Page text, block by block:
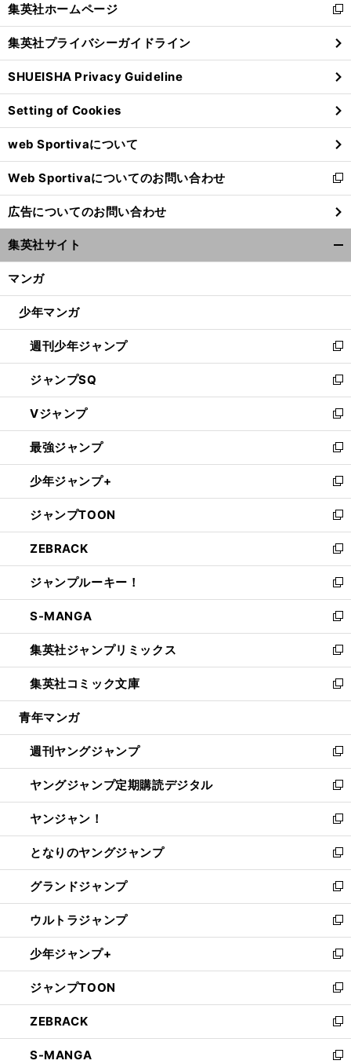
閉
る
集英社ホームページ
新
し
い
ウ
ィ
ン
ド
ウ
で
開
く
集英社プライバシーガイドライン
SHUEISHA Privacy Guideline
Setting of Cookies
web Sportivaについて
Web Sportivaについてのお問い合わせ
新
し
い
ウ
ィ
ン
ウ
開
く
広告についてのお問い合わせ
集英社サイト
マンガ
少年マンガ
週刊少年ジャンプ
新
し
い
ウ
ィ
ン
ド
ウ
で
開
く
ジャンプSQ
新
し
い
ウ
ィ
ン
ド
ウ
で
開
く
Vジャンプ
新
し
い
ウ
ィ
ン
ド
ウ
で
開
く
最強ジャンプ
新
し
い
ウ
ィ
ン
ド
ウ
で
開
く
少年ジャンプ+
新
し
い
ウ
ィ
ン
ド
ウ
で
開
く
ジャンプTOON
新
し
い
ウ
ィ
ン
ド
ウ
で
開
く
ZEBRACK
新
し
い
ウ
ィ
ン
ド
ウ
で
開
ジャンプルーキー！
新
し
い
ウ
ィ
ン
ド
ウ
開
く
S-MANGA
新
し
い
ウ
ィ
ン
ウ
で
開
く
集英社ジャンプリミックス
新
し
い
ウ
ン
ド
ウ
で
開
く
集英社コミック文庫
新
し
ウ
ィ
ン
ド
ウ
で
開
く
青年マンガ
週刊ヤングジャンプ
新
し
い
ウ
ィ
ン
ド
ウ
で
開
く
ヤングジャンプ定期購読デジタル
新
し
い
ウ
ィ
ン
ド
ウ
で
開
く
ヤンジャン！
新
し
い
ウ
ィ
ン
ド
ウ
で
開
く
となりのヤングジャンプ
新
し
い
ウ
ィ
ン
ド
ウ
で
開
く
グランドジャンプ
新
し
い
ウ
ィ
ン
ド
ウ
で
開
く
ウルトラジャンプ
新
し
い
ウ
ィ
ン
ド
ウ
で
少年ジャンプ+
新
し
い
ウ
ィ
ン
ド
ジャンプTOON
新
し
い
ウ
ィ
ZEBRACK
新
し
い
S-MANGA 新